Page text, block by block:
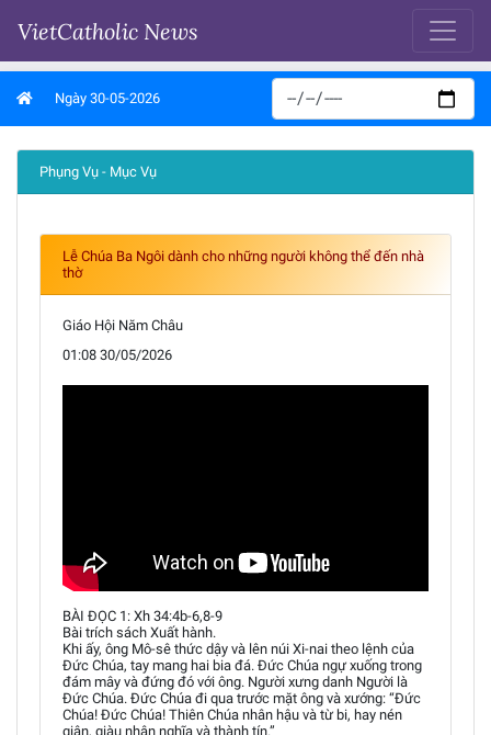
VietCatholic News
Ngày 30-05-2026
Phụng Vụ - Mục Vụ
Lễ Chúa Ba Ngôi dành cho những người không thể đến nhà
thờ
Giáo Hội Năm Châu
01:08 30/05/2026
BÀI ĐỌC 1: Xh 34:4b-6,8-9
Bài trích sách Xuất hành.
Khi ấy, ông Mô-sê thức dậy và lên núi Xi-nai theo lệnh của
Đức Chúa, tay mang hai bia đá. Đức Chúa ngự xuống trong
đám mây và đứng đó với ông. Người xưng danh Người là
Đức Chúa. Đức Chúa đi qua trước mặt ông và xướng: “Đức
Chúa! Đức Chúa! Thiên Chúa nhân hậu và từ bi, hay nén
giận, giàu nhân nghĩa và thành tín.”